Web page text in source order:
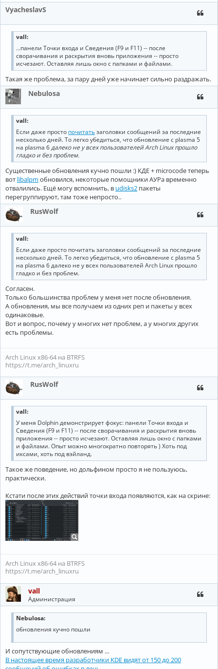
VyacheslavS
vall:
...панели Точки входа и Сведения (F9 и F11) -- после
сворачивания и раскрытия вновь приложения -- просто
исчезают. Оставляя лишь окно с папками и файлами.
Такая же проблема, за пару дней уже начинает сильно раздражать.
Nebulosa
vall:
Если даже просто почитатьзаголовки сообщений за последние
несколько дней. То легко убедиться, что обновление с plasma 5
на plasma 6далеко не у всех пользователей Arch Linux прошло
гладко и без проблем.
Существенные обновления кучно пошли :) КДЕ + microcode теперь
вот libalpm обновился, некоторые помощники АУРа временно
отвалились. Ещё могу вспомнить, в udisks2 пакеты
перегруппируют, там тоже непросто..
RusWolf
vall:
Если даже просто почитать заголовки сообщений за последние
несколько дней. То легко убедиться, что обновление с plasma 5
на plasma 6 далеко не у всех пользователей Arch Linux прошло
гладко и без проблем.
Согласен.
Только большинства проблем у меня нет после обновления.
А обновления, мы все получаем из одних реп и пакеты у всех
одинаковые.
Вот и вопрос, почему у многих нет проблем, а у многих других
есть проблемы.
Arch Linux x86-64 на BTRFS
https://t.me/arch_linuxru
RusWolf
vall:
У меня Dolphin демонстрирует фокус: панели Точки входа и
Сведения (F9 и F11) -- после сворачивания и раскрытия вновь
приложения -- просто исчезают. Оставляя лишь окно с папками
и файлами. Опыт можно многократно повторять ) Хоть под
иксами, хоть под вэйланд.
Такое же поведение, но дольфином просто я не пользуюсь,
практически.
Кстати после этих действий точки входа появляются, как на скрине:
Arch Linux x86-64 на BTRFS
https://t.me/arch_linuxru
vall
Администрация
Nebulosa:
обновления кучно пошли
И сопутствующие обновлениям ...
В настоящее время разработчики KDE видят от 150 до 200